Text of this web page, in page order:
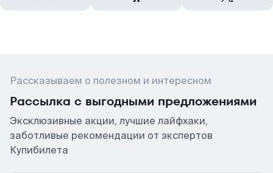
Рассказываем о полезном и интересном
Рассылка с выгодными предложениями
Эксклюзивные акции, лучшие лайфхаки,
заботливые рекомендации от экспертов
Купибилета